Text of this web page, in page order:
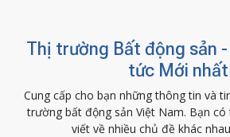
Thị trường Bất động sản
tức Mới nhất
Cung cấp cho bạn những thông tin và
trường bất động sản Việt Nam. Bạn
viết về nhiều chủ đề khác